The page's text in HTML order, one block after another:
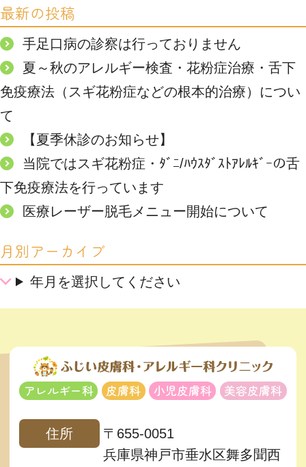
最新の投稿
手足口病の診察は行っておりません
夏～秋のアレルギー検査・花粉症治療・舌下
免疫療法（スギ花粉症などの根本的治療）につい
て
【夏季休診のお知らせ】
当院ではスギ花粉症・ﾀﾞﾆ/ﾊｳｽﾀﾞｽﾄｱﾚﾙｷﾞｰの舌
下免疫療法を行っています
医療レーザー脱毛メニュー開始について
月別アーカイブ
年月を選択してください
アレルギー科 皮膚科 小児皮膚科 美容皮膚科
住所
〒655-0051
兵庫県神戸市垂水区舞多聞西